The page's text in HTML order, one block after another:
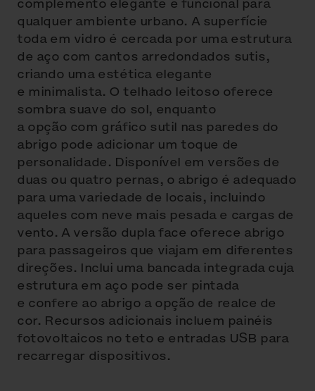
qualquer ambiente urbano. A superfície
toda em vidro é cercada por uma estrutura
de aço com cantos arredondados sutis,
criando uma estética elegante
e minimalista. O telhado leitoso oferece
sombra suave do sol, enquanto
a opção com gráfico sutil nas paredes do
abrigo pode adicionar um toque de
personalidade. Disponível em versões de
duas ou quatro pernas, o abrigo é adequado
para uma variedade de locais, incluindo
aqueles com neve mais pesada e cargas de
vento. A versão dupla face oferece abrigo
para passageiros que viajam em diferentes
direções. Inclui uma bancada integrada cuja
estrutura em aço pode ser pintada
e confere ao abrigo a opção de realce de
cor. Recursos adicionais incluem painéis
fotovoltaicos no teto e entradas USB para
recarregar dispositivos.